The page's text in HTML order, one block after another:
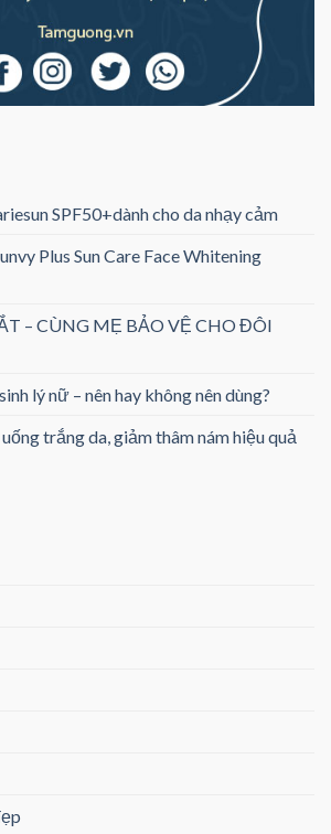
SPF50+dành cho da nhạy cảm
Plus Sun Care Face Whitening
– CÙNG MẸ BẢO VỆ CHO ĐÔI
lý nữ – nên hay không nên dùng?
trắng da, giảm thâm nám hiệu quả